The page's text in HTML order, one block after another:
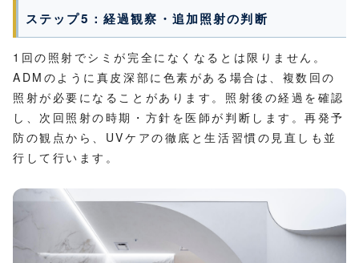
ステップ5：経過観察・追加照射の判断
1回の照射でシミが完全になくなるとは限りません。
ADMのように真皮深部に色素がある場合は、複数回の
照射が必要になることがあります。照射後の経過を確認
し、次回照射の時期・方針を医師が判断します。再発予
防の観点から、UVケアの徹底と生活習慣の見直しも並
行して行います。